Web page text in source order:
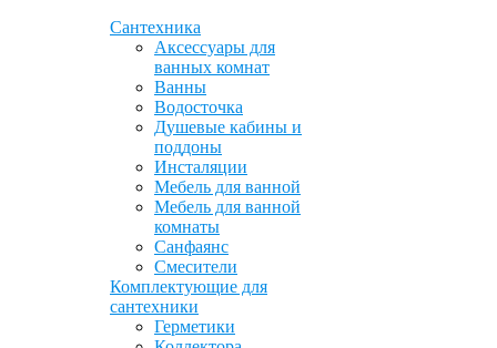
Сантехника
Аксессуары для
ванных комнат
Ванны
Водосточка
Душевые кабины и
поддоны
Инсталяции
Мебель для ванной
Мебель для ванной
комнаты
Санфаянс
Смесители
Комплектующие для
сантехники
Герметики